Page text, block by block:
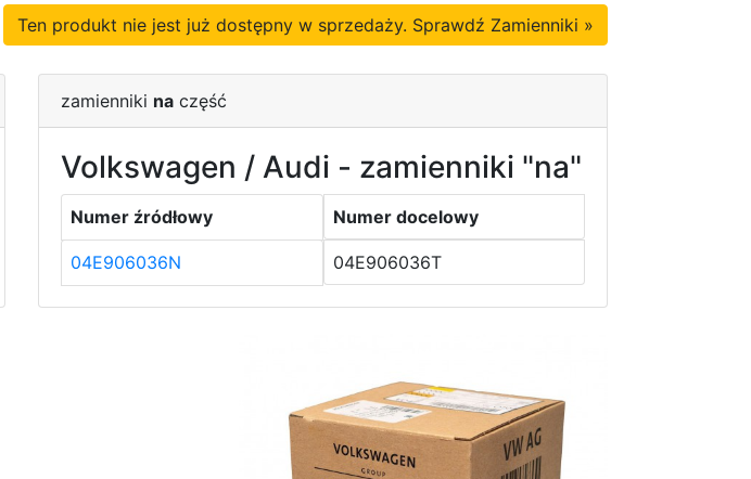
Ten produkt nie jest już dostępny w sprzedaży. Sprawdź Zamienniki »
zamienniki na część
Volkswagen / Audi - zamienniki "na"
Numer źródłowy Numer docelowy
04E906036N 04E906036T